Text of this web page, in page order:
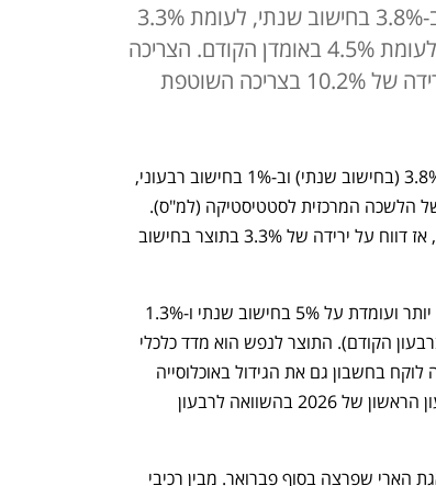
על רקע המלחמה עם איראן, התוצר ירד ב-3.8% בחישוב שנתי, לעומת 3.3%
באומדן הקודם. התוצר לנפש ירד ב-5%, לעומת 4.5% באומדן הקודם. הצריכה
הפרטית היא שהובילה את הנפילה, עם ירידה של 10.2% בצריכה השוטפת